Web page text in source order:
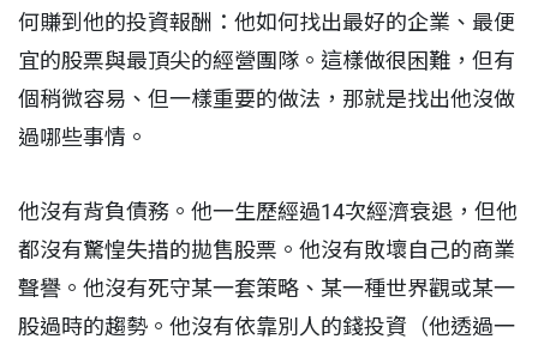
何賺到他的投資報酬：他如何找出最好的企業、最便
宜的股票與最頂尖的經營團隊。這樣做很困難，但有
個稍微容易、但一樣重要的做法，那就是找出他沒做
過哪些事情。
他沒有背負債務。他一生歷經過14次經濟衰退，但他
都沒有驚惶失措的拋售股票。他沒有敗壞自己的商業
聲譽。他沒有死守某一套策略、某一種世界觀或某一
股過時的趨勢。他沒有依靠別人的錢投資（他透過一